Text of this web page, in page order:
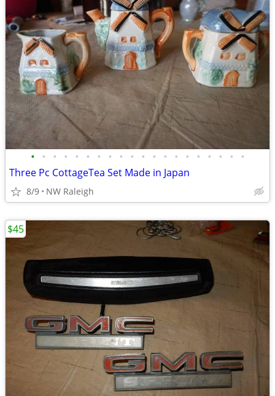
• • • • • • • • • • • • • • • • • • • •
Three Pc CottageTea Set Made in Japan
8/9 NW Raleigh
$45